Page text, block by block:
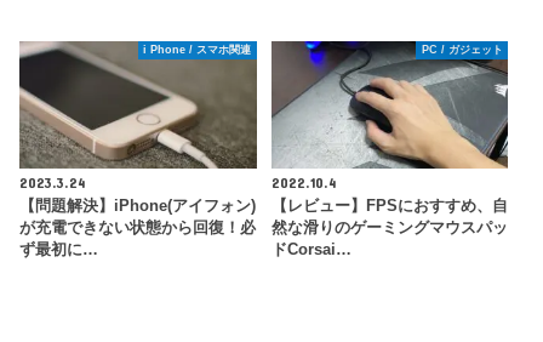
i Phone / スマホ関連
2023.3.24
【問題解決】iPhone(アイフォン)
が充電できない状態から回復！必
ず最初に…
PC / ガジェット
2022.10.4
【レビュー】FPSにおすすめ、自
然な滑りのゲーミングマウスパッ
ドCorsai…